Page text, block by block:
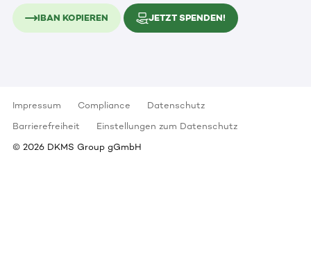
IBAN KOPIEREN JETZT SPENDEN!
Impressum Compliance
Datenschutz
Barrierefreiheit
Einstellungen zum Datenschutz
© 2026 DKMS Group gGmbH